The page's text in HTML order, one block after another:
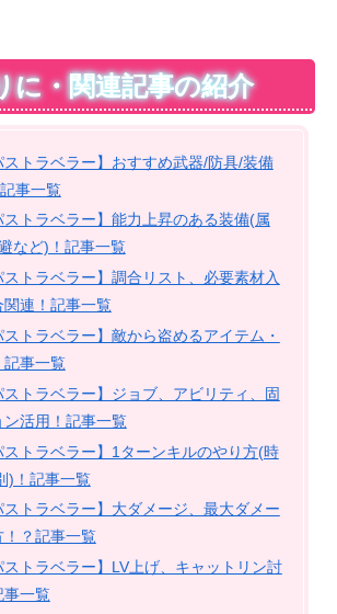
に・関連記事の紹介
ストラベラー】おすすめ武器/防具/装備
事一覧
ストラベラー】能力上昇のある装備(属
など)！記事一覧
ストラベラー】調合リスト、必要素材入
連！記事一覧
ストラベラー】敵から盗めるアイテム・
記事一覧
ストラベラー】ジョブ、アビリティ、固
活用！記事一覧
ストラベラー】1ターンキルのやり方(時
)！記事一覧
ストラベラー】大ダメージ、最大ダメー
！？記事一覧
ストラベラー】LV上げ、キャットリン討
事一覧